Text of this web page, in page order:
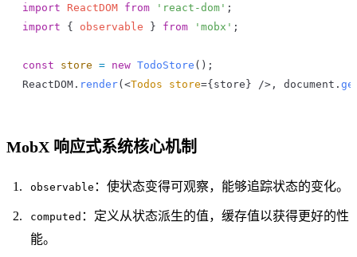
import ReactDOM from 'react-dom' ;
import { observable } from 'mobx' ;
const store = new TodoStore ();
ReactDOM . render(<Todos store={ store } />, document .
MobX 响应式系统核心机制
observable ：使状态变得可观察，能够追踪状态的变化。
computed ：定义从状态派生的值，缓存值以获得更好的性
能。